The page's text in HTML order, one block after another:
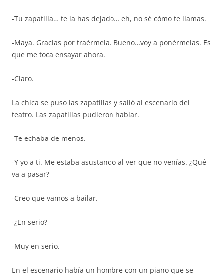
-Tu zapatilla… te la has dejado… eh, no sé cómo te llamas.
-Maya. Gracias por traérmela. Bueno…voy a ponérmelas. Es
que me toca ensayar ahora.
-Claro.
La chica se puso las zapatillas y salió al escenario del
teatro. Las zapatillas pudieron hablar.
-Te echaba de menos.
-Y yo a ti. Me estaba asustando al ver que no venías. ¿Qué
va a pasar?
-Creo que vamos a bailar.
-¿En serio?
-Muy en serio.
En el escenario había un hombre con un piano que se